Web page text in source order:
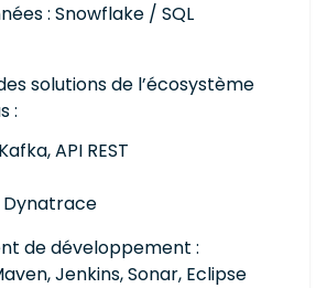
: Snowflake / SQL
solutions de l’écosystème
:
API REST
de développement :
Jenkins, Sonar, Eclipse